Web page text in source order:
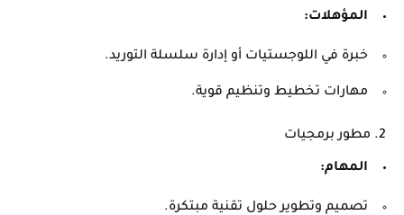
المؤهلات:
خبرة في اللوجستيات أو إدارة سلسلة التوريد.
مهارات تخطيط وتنظيم قوية.
2. مطور برمجيات
المهام:
تصميم وتطوير حلول تقنية مبتكرة.